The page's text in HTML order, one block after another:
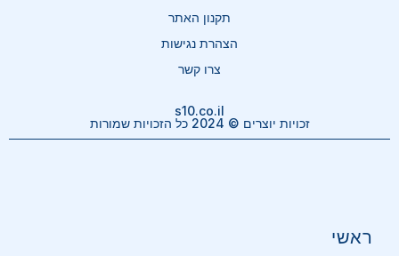
תקנון האתר
הצהרת נגישות
צרו קשר
s10.co.il
זכויות יוצרים © 2024 כל הזכויות שמורות
ראשי